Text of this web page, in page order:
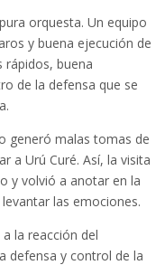
orquesta. Un equipo
y buena ejecución de
rápidos, buena
de la defensa que se
generó malas tomas de
a Urú Curé. Así, la visita
y volvió a anotar en la
las emociones.
la reacción del
defensa y control de la